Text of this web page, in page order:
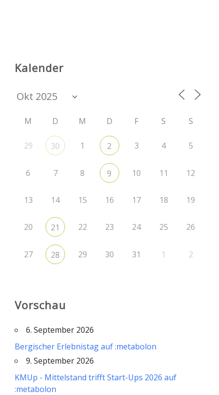
Kalender
M D M D F S S
29 30 1 2 3 4 5
6 7 8 9 10 11 12
13 14 15 16 17 18 19
20 21 22 23 24 25 26
27 28 29 30 31 1 2
Vorschau
6. September 2026
Bergischer Erlebnistag auf :metabolon
9. September 2026
KMUp - Mittelstand trifft Start-Ups 2026 auf
:metabolon